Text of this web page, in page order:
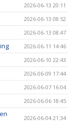
2026-06-13 20:11
2026-06-13 08:52
2026-06-13 08:47
2026-06-11 14:46
2026-06-10 22:43
2026-06-09 17:44
2026-06-07 16:04
2026-06-06 18:45
2026-06-04 21:34